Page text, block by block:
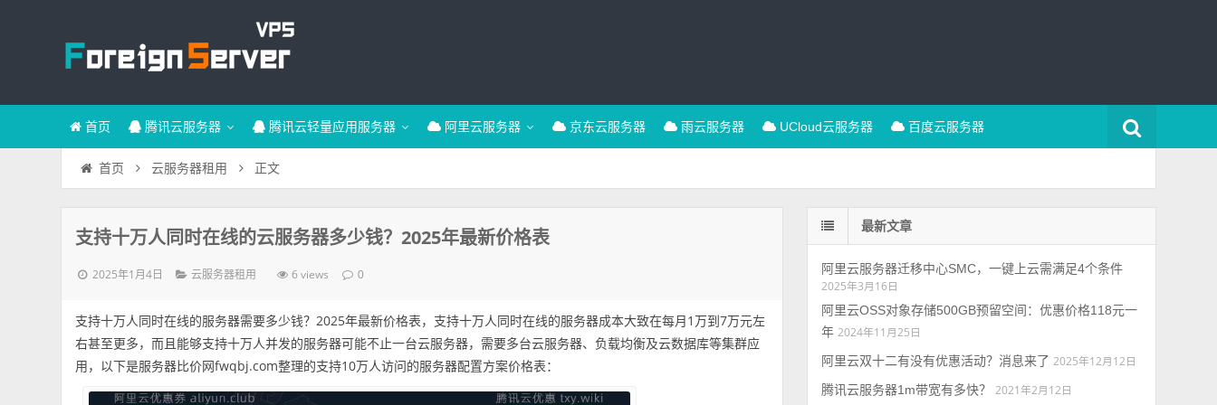
首页 腾讯云服务器 腾讯云轻量应用服务器 阿里云服务器 京东云服务器 雨云服务器 UCloud云服务器 百度云服务器
首页 云服务器租用 正文
支持十万人同时在线的云服务器多少钱？2025年最新价格表
2025年1月4日 云服务器租用 6 views 0
支持十万人同时在线的服务器需要多少钱？2025年最新价格表，支持十万人同时在线的服务器成本大致在每月1万到7万元左
右甚至更多，而且能够支持十万人并发的服务器可能不止一台云服务器，需要多台云服务器、负载均衡及云数据库等集群应
用，以下是服务器比价网fwqbj.com整理的支持10万人访问的服务器配置方案价格表：
最新文章
阿里云服务器迁移中心SMC，一键上云需满足4个条件
2025年3月16日
阿里云OSS对象存储500GB预留空间：优惠价格118元一
年 2024年11月25日
阿里云双十二有没有优惠活动？消息来了 2025年12月12日
腾讯云服务器1m带宽有多快？
2021年2月12日